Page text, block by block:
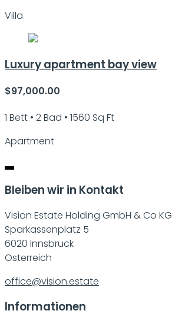
Villa
Luxury apartment bay view
$97,000.00
1 Bett • 2 Bad • 1560 Sq Ft
Apartment
Bleiben wir in Kontakt
Vision Estate Holding GmbH & Co KG
Sparkassenplatz 5
6020 Innsbruck
Österreich
office@vision.estate
Informationen